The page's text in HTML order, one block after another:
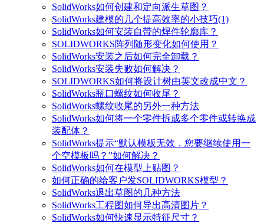
SolidWorks如何创建和定向派生草图？
SolidWorks建模的几个提高效率的小技巧(1)
SolidWorks如何安装自带的焊件轮廓库？
SOLIDWORKS阵列随形变化如何使用？
SolidWorks安装之后如何完全卸载？
SolidWorks安装失败如何解决？
SOLIDWORKS如何将设计树由英文改成中文？
SolidWorks瓶口螺纹如何收尾？
SolidWorks螺纹收尾的另外一种方法
SolidWorks如何将一个零件拆成多个零件或转换成
装配体？
SolidWorks提示“默认模板无效，您要继续使用一
个空模板吗？”如何解决？
SolidWorks如何在模型上贴图？
如何正确的给客户发SOLIDWORKS模型？
SolidWorks退出草图的几种方法
SolidWorks工程图如何导出高清图片？
SolidWorks如何快速显示特征尺寸？